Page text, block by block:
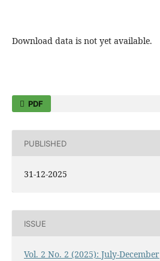
Download data is not yet available.
PDF
PUBLISHED
31-12-2025
ISSUE
Vol. 2 No. 2 (2025): July-December